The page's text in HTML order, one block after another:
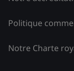
Politique
Notre Charte